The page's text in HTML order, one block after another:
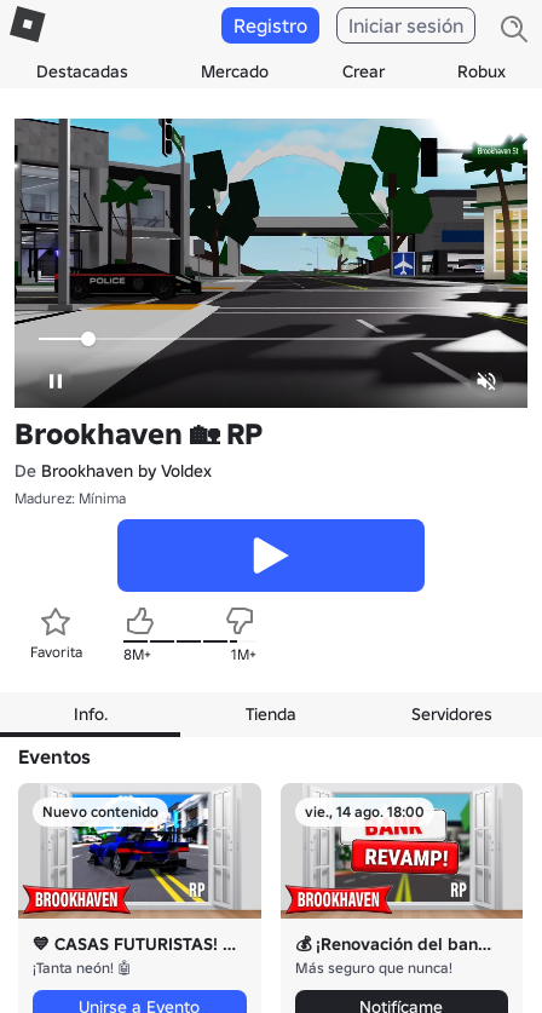
Destacadas Mercado Crear Robux
Registro Iniciar sesión
Brookhaven 🏡 RP
De Brookhaven by Voldex
Madurez: Mínima
Favorita 8M+ 1M+
Info. Tienda Servidores
Eventos
Nuevo contenido
💙 CASAS FUTURISTAS! 💜
¡Tanta neón! 🤖
Unirse a Evento
vie., 14 ago. 18:00
💰 ¡Renovación del banco! 💰
Más seguro que nunca!
Notifícame